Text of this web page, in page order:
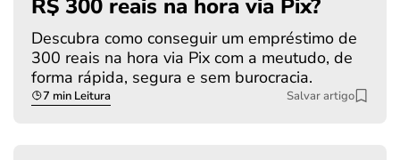
R$ 300 reais na hora via Pix?
Descubra como conseguir um empréstimo de
300 reais na hora via Pix com a meutudo, de
forma rápida, segura e sem burocracia.
7 min Leitura Salvar artigo